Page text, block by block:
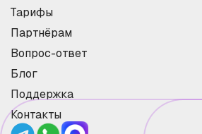
Тарифы
Партнёрам
Вопрос-ответ
Блог
Поддержка
Контакты